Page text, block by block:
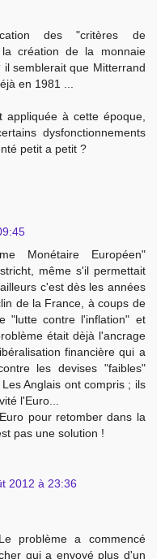
des "critères de
création de la monnaie
il semblerait que Mitterrand
en 1981 ...
à cette époque,
dysfonctionnements
petit a petit ?
Monétaire Européen"
même s'il permettait
c'est dès les années
de la France, à coups de
"lutte contre l'inflation" et
était dèjà l'ancrage
financière qui a
les devises "faibles"
Anglais ont compris ; ils
l'Euro...
pour retomber dans la
pas une solution !
2012 à 23:36
problème a commencé
qui a envoyé plus d'un